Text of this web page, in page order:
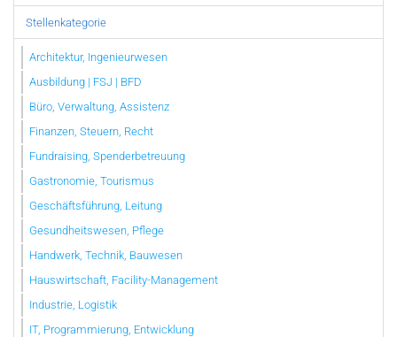
Stellenkategorie
Architektur, Ingenieurwesen
Ausbildung | FSJ | BFD
Büro, Verwaltung, Assistenz
Finanzen, Steuern, Recht
Fundraising, Spenderbetreuung
Gastronomie, Tourismus
Geschäftsführung, Leitung
Gesundheitswesen, Pflege
Handwerk, Technik, Bauwesen
Hauswirtschaft, Facility-Management
Industrie, Logistik
IT, Programmierung, Entwicklung